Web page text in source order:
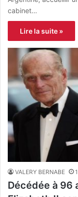
cabinet…
Lire la suite »
VALERY BERNABE
Décédée à 96